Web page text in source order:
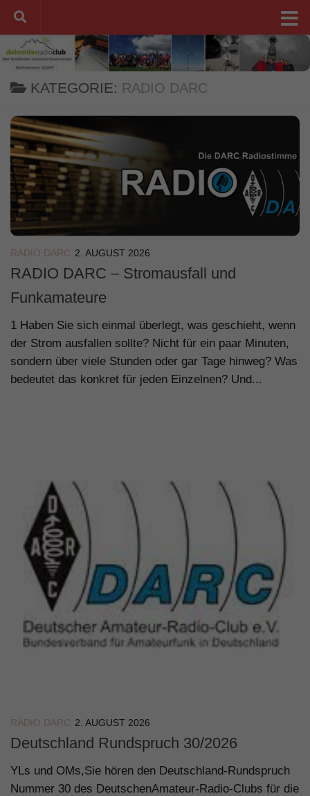
Unter dem Inhalt
KATEGORIE: RADIO DARC
RADIO DARC 2. AUGUST 2026
RADIO DARC – Stromausfall und
Funkamateure
1 Haben Sie sich einmal überlegt, was geschieht, wenn
der Strom ausfallen sollte? Nicht für ein paar Minuten,
sondern über viele Stunden oder gar Tage hinweg? Was
bedeutet das konkret für jeden Einzelnen? Und...
RADIO DARC 2. AUGUST 2026
Deutschland Rundspruch 30/2026
YLs und OMs,Sie hören den Deutschland-Rundspruch
Nummer 30 des DeutschenAmateur-Radio-Clubs für die